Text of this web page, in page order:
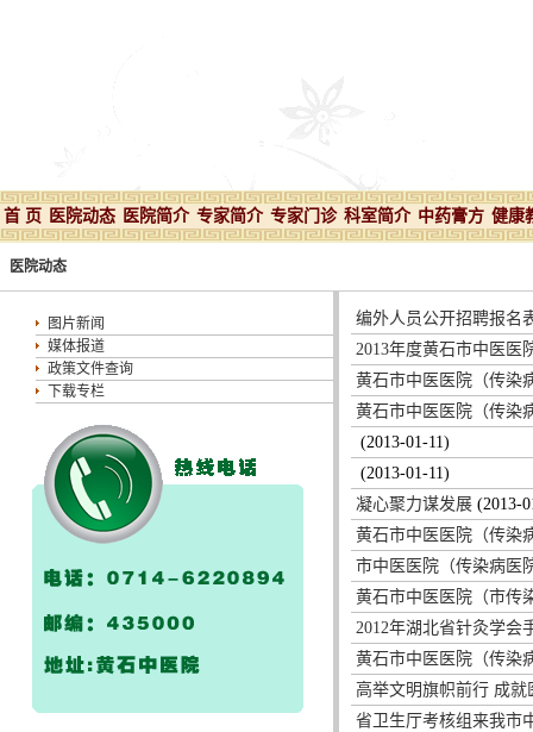
首 页 医院动态 医院简介 专家简介 专家门诊 科室简介 中药膏方 健康
医院动态
图片新闻
媒体报道
政策文件查询
下载专栏
编外人员公开招聘报名
2013年度黄石市中医医
黄石市中医医院（传染
黄石市中医医院（传染
(2013-01-11)
(2013-01-11)
凝心聚力谋发展 (2013-
黄石市中医医院（传染
市中医医院（传染病医
黄石市中医医院（市传
2012年湖北省针灸学会
黄石市中医医院（传染
高举文明旗帜前行 成就
省卫生厅考核组来我市